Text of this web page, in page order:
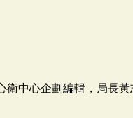
中心企劃編輯，局長黃